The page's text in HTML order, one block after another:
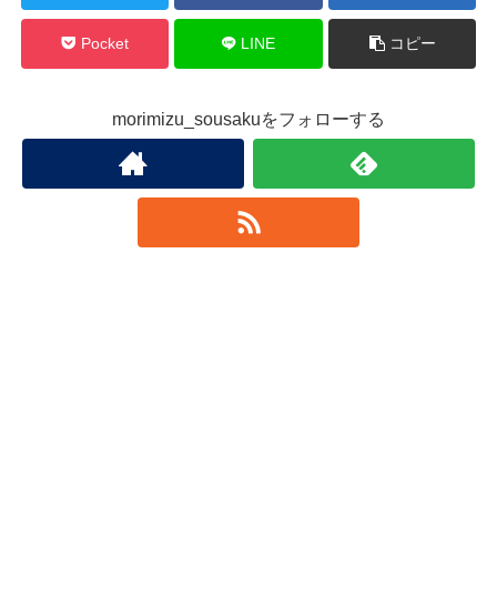
Pocket LINE コピー
morimizu_sousakuをフォローする